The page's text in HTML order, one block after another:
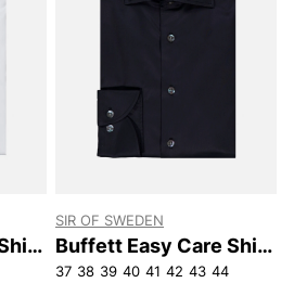
mærker:
SIR OF SWEDEN
Buffett Easy Care Shirt
W.Xtra-long Arm
37 38 39 40 41 42 43 44